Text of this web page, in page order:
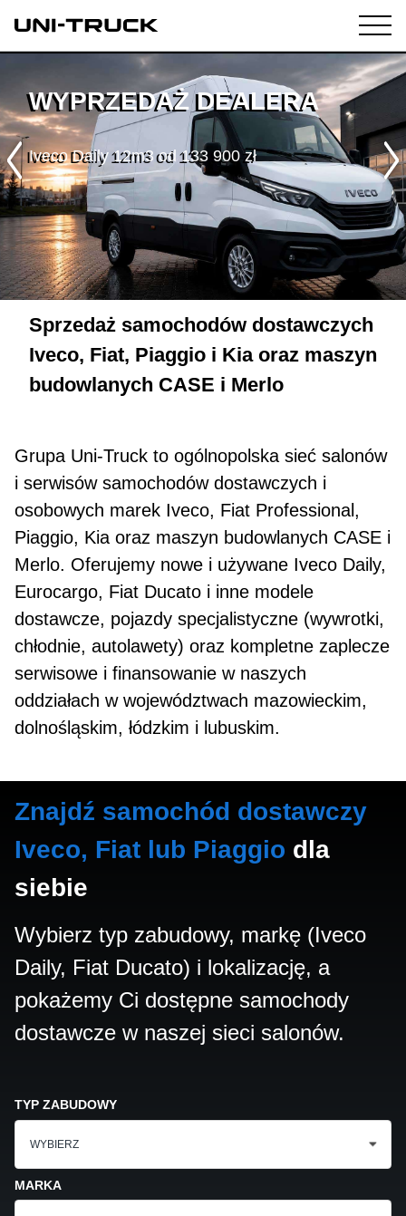
WYPRZEDAŻ DEALERA
Fiat Ducato w leasingu od 101,8%
Sprzedaż samochodów dostawczych
Iveco, Fiat, Piaggio i Kia oraz maszyn
budowlanych CASE i Merlo
Grupa Uni‑Truck to ogólnopolska sieć salonów
i serwisów samochodów dostawczych i
osobowych marek Iveco, Fiat Professional,
Piaggio, Kia oraz maszyn budowlanych CASE i
Merlo. Oferujemy nowe i używane Iveco Daily,
Eurocargo, Fiat Ducato i inne modele
dostawcze, pojazdy specjalistyczne (wywrotki,
chłodnie, autolawety) oraz kompletne zaplecze
serwisowe i finansowanie w naszych
oddziałach w województwach mazowieckim,
dolnośląskim, łódzkim i lubuskim.
Znajdź samochód dostawczy
Iveco, Fiat lub Piaggio dla
siebie
Wybierz typ zabudowy, markę (Iveco
Daily, Fiat Ducato) i lokalizację, a
pokażemy Ci dostępne samochody
dostawcze w naszej sieci salonów.
TYP ZABUDOWY
WYBIERZ
MARKA